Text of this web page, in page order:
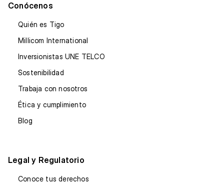
Conócenos
Quién es Tigo
Millicom International
Inversionistas UNE TELCO
Sostenibilidad
Trabaja con nosotros
Ética y cumplimiento
Blog
Legal y Regulatorio
Conoce tus derechos